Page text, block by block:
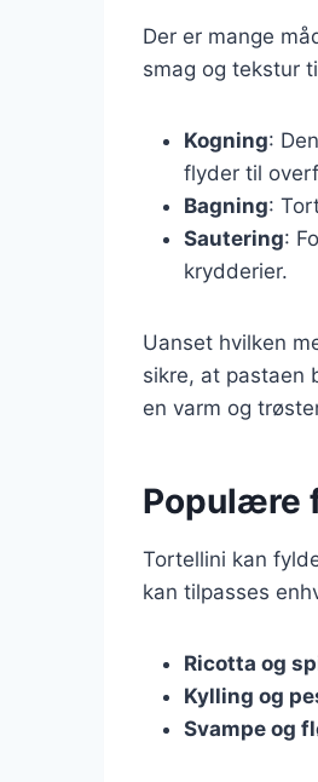
Der er mange
smag og tekstur
Kogning:
flyder til
Bagning:
Sautering:
krydderier.
Uanset hvilken
sikre, at pastaen
en varm og
Populære
Tortellini kan
kan tilpasses
Ricotta og
Kylling og
Svampe og